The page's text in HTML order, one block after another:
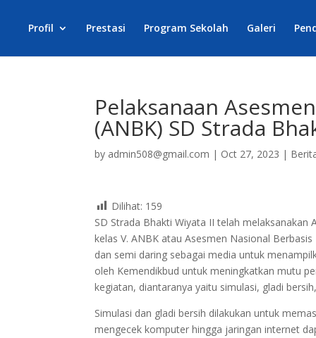
Profil Prestasi Program Sekolah Galeri
Pelaksanaan
(ANBK) SD Strada
by admin508@gmail.com | Oct 27, 2023 |
Dilihat: 159
SD Strada Bhakti Wiyata II telah
kelas V. ANBK atau Asesmen Nasional
dan semi daring sebagai media untuk
oleh Kemendikbud untuk meningkatkan mutu
kegiatan, diantaranya yaitu simulasi, gladi
Simulasi dan gladi bersih dilakukan untuk
mengecek komputer hingga jaringan internet